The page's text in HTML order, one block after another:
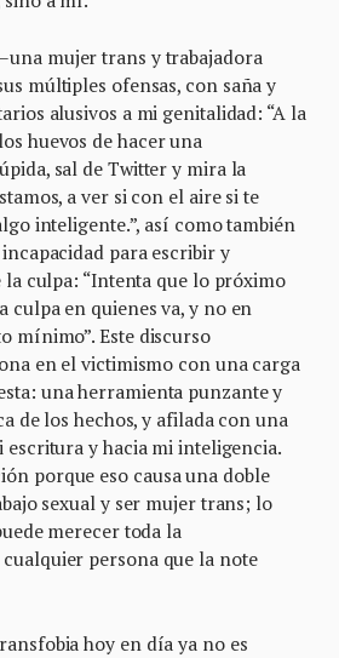
mujer trans y trabajadora
múltiples ofensas, con saña y
alusivos a mi genitalidad: “A la
huevos de hacer una
sal de Twitter y mira la
a ver si con el aire si te
inteligente.”, así como también
para escribir y
culpa: “Intenta que lo próximo
culpa en quienes va, y no en
mínimo”. Este discurso
en el victimismo con una carga
una herramienta punzante y
de los hechos, y afilada con una
escritura y hacia mi inteligencia.
porque eso causa una doble
sexual y ser mujer trans; lo
merecer toda la
persona que la note
hoy en día ya no es